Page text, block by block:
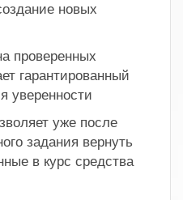
новых
проверенных
гарантированный
уверенности
уже после
задания вернуть
в курс средства